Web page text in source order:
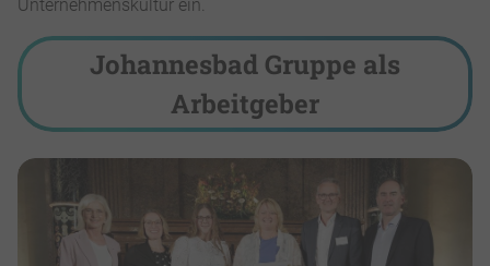
Unternehmenskultur ein.
Johannesbad Gruppe als
Arbeitgeber